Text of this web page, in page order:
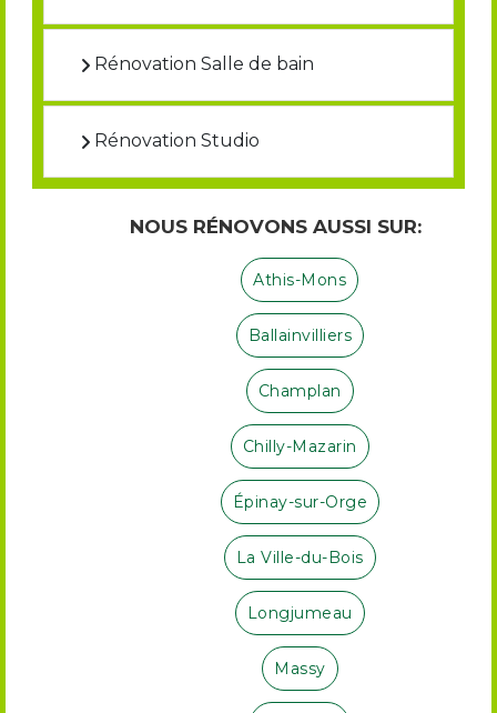
Rénovation Salle de bain
Rénovation Studio
NOUS RÉNOVONS AUSSI SUR:
Athis-Mons
Ballainvilliers
Champlan
Chilly-Mazarin
Épinay-sur-Orge
La Ville-du-Bois
Longjumeau
Massy